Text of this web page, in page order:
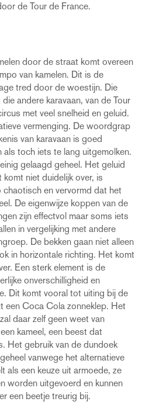
de Tour de France.
door de straat komt overeen
van kamelen. Dit is de
tred door de woestijn. Die
andere karavaan, van de Tour
met veel snelheid en geluid.
vermenging. De woordgrap
van karavaan is goed
als toch iets te lang uitgemolken.
gelaagd geheel. Het geluid
niet duidelijk over, is
en vervormd dat het
De eigenwijze koppen van de
zijn effectvol maar soms iets
in vergelijking met andere
De bekken gaan niet alleen
in horizontale richting. Het komt
Een sterk element is de
onverschilligheid en
Dit komt vooral tot uiting bij de
een Coca Cola zonneklep. Het
daar zelf geen weet van
kameel, een beest dat
Het gebruik van de dundoek
vanwege het alternatieve
als een keuze uit armoede, ze
worden uitgevoerd en kunnen
een beetje treurig bij.